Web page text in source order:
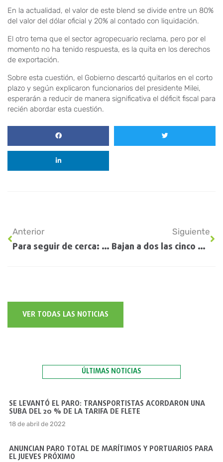
En la actualidad, el valor de este blend se divide entre un 80%
del valor del dólar oficial y 20% al contado con liquidación.
El otro tema que el sector agropecuario reclama, pero por el
momento no ha tenido respuesta, es la quita en los derechos
de exportación.
Sobre esta cuestión, el Gobierno descartó quitarlos en el corto
plazo y según explicaron funcionarios del presidente Milei,
esperarán a reducir de manera significativa el déficit fiscal para
recién abordar esta cuestión.
Anterior
Para seguir de cerca: Se acabó el súper diferencial de precio que tenía el aceite de soja estadounidense versus el sudamericano
Siguiente
Bajan a dos las cinco declaraciones juradas que debían presentar los agricultores
VER TODAS LAS NOTICIAS
ÚLTIMAS NOTICIAS
SE LEVANTÓ EL PARO: TRANSPORTISTAS ACORDARON UNA
SUBA DEL 20 % DE LA TARIFA DE FLETE
18 de abril de 2022
ANUNCIAN PARO TOTAL DE MARÍTIMOS Y PORTUARIOS PARA
EL JUEVES PRÓXIMO